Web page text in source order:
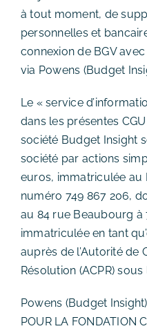
à tout moment, de
personnelles et
connexion de BGV
via Powens (Budget
Le « service
dans les présentes
société Budget Insight
société par actions
euros, immatriculée au
numéro 749 867 206,
au 84 rue Beaubourg à
immatriculée en tant
auprès de l’Autorité de
Résolution (ACPR)
Powens (Budget
POUR LA FONDATION